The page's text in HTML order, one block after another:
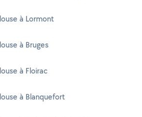
à Lormont
à Bruges
à Floirac
à Blanquefort